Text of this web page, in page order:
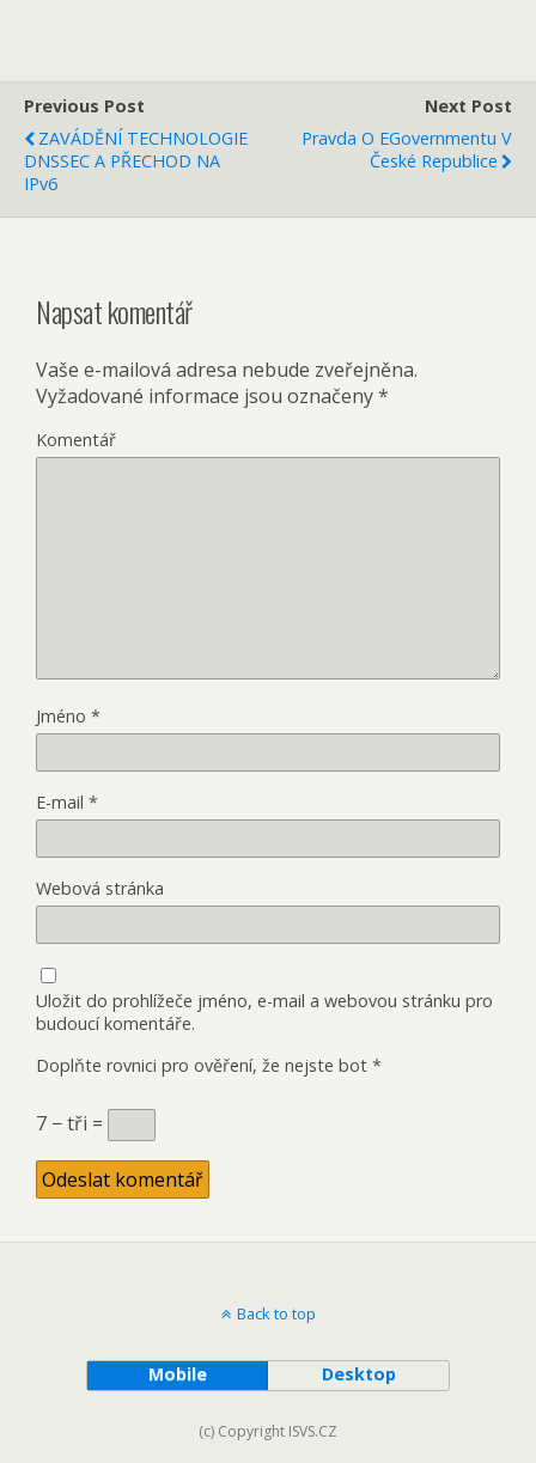
Previous Post
ZAVÁDĚNÍ TECHNOLOGIE
DNSSEC A PŘECHOD NA
IPv6
Next Post
Pravda O EGovernmentu V
České Republice
Napsat komentář
Vaše e-mailová adresa nebude zveřejněna.
Vyžadované informace jsou označeny*
Komentář
Jméno *
E-mail *
Webová stránka
Uložit do prohlížeče jméno, e-mail a webovou stránku pro
budoucí komentáře.
Doplňte rovnici pro ověření, že nejste bot *
7 − tři =
Back to top
Mobile Desktop
(c) Copyright ISVS.CZ